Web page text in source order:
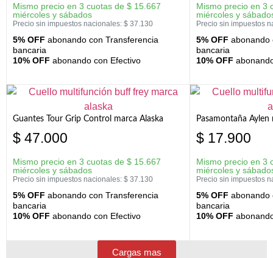
Mismo precio en 3 cuotas de $ 15.667
miércoles y sábados
Precio sin impuestos nacionales: $ 37.130
5% OFF abonando con Transferencia
bancaria
10% OFF abonando con Efectivo
Mismo precio en 3
miércoles y
Precio sin impuestos
5% OFF abonando
bancaria
10% OFF
Guantes Tour Grip Control marca Alaska
$ 47.000
Mismo precio en 3 cuotas de $ 15.667
miércoles y sábados
Precio sin impuestos nacionales: $ 37.130
5% OFF abonando con Transferencia
bancaria
10% OFF abonando con Efectivo
Pasamontaña Aylen
$ 17.900
Mismo precio en 3
miércoles y
Precio sin impuestos
5% OFF abonando
bancaria
10% OFF
Cargas mas